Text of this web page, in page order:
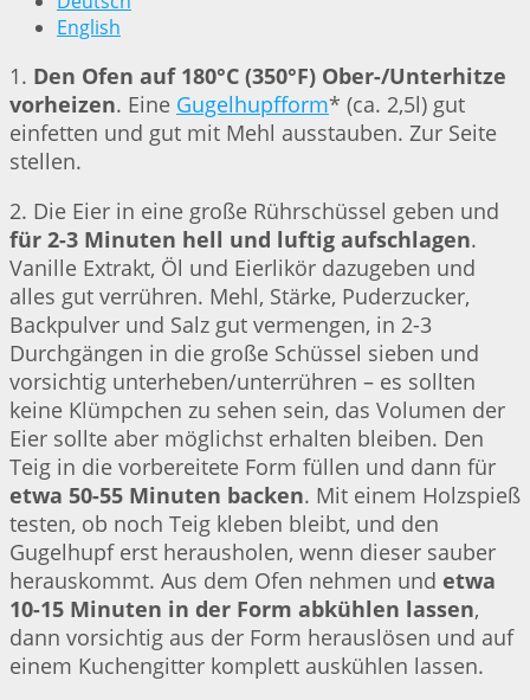
English
1. Den Ofen auf 180°C (350°F) Ober-/Unterhitze
vorheizen. Eine Gugelhupfform* (ca. 2,5l) gut
einfetten und gut mit Mehl ausstauben. Zur Seite
stellen.
2. Die Eier in eine große Rührschüssel geben und
für 2-3 Minuten hell und luftig aufschlagen.
Vanille Extrakt, Öl und Eierlikör dazugeben und
alles gut verrühren. Mehl, Stärke, Puderzucker,
Backpulver und Salz gut vermengen, in 2-3
Durchgängen in die große Schüssel sieben und
vorsichtig unterheben/unterrühren – es sollten
keine Klümpchen zu sehen sein, das Volumen der
Eier sollte aber möglichst erhalten bleiben. Den
Teig in die vorbereitete Form füllen und dann für
etwa 50-55 Minuten backen. Mit einem Holzspieß
testen, ob noch Teig kleben bleibt, und den
Gugelhupf erst herausholen, wenn dieser sauber
herauskommt. Aus dem Ofen nehmen und etwa
10-15 Minuten in der Form abkühlen lassen,
dann vorsichtig aus der Form herauslösen und auf
einem Kuchengitter komplett auskühlen lassen.